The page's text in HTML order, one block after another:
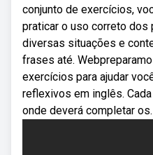
conjunto de exercícios,
praticar o uso correto
diversas situações e
frases até.
exercícios para ajudar
reflexivos em inglês.
onde deverá completar os.